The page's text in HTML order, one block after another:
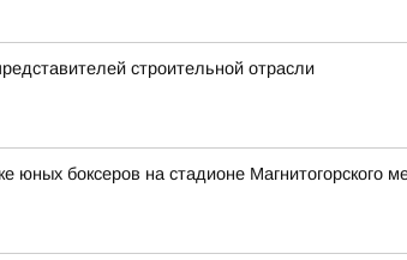
строительной отрасли
боксеров на стадионе Магнитогорского